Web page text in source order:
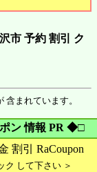
市 予約 割引 ク
まれています。
ン 情報 PR ◆□
割引 RaCoupon
ク して下さい ＞